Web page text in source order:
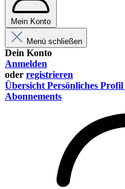
Mein Konto
Menü schließen
Dein Konto
Anmelden
oder registrieren
Übersicht Persönliches Profil
Abonnements